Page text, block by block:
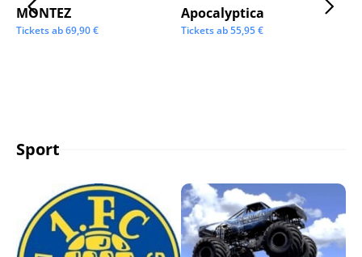
MONTEZ
Tickets ab69,90€
Apocalyptica
Tickets ab55,95€
Sport